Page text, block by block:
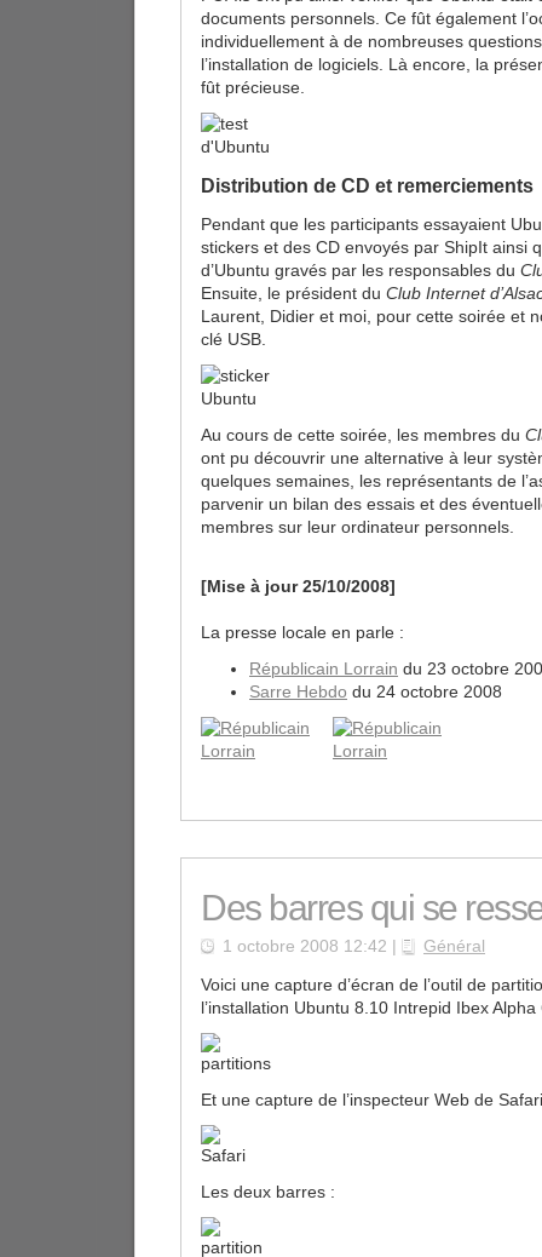
documents personnels. Ce fût également
individuellement à de nombreuses
l’installation de logiciels. Là encore, la
fût précieuse.
Distribution de CD et remerciements
Pendant que les participants essayaient
stickers et des CD envoyés par ShipIt ainsi
d’Ubuntu gravés par les responsables du
Ensuite, le président du Club Internet
Laurent, Didier et moi, pour cette soirée et
clé USB.
Au cours de cette soirée, les membres du
ont pu découvrir une alternative à leur
quelques semaines, les représentants de
parvenir un bilan des essais et des
membres sur leur ordinateur personnels.
[Mise à jour 25/10/2008]
La presse locale en parle :
Républicain Lorrain du 23 octobre
Sarre Hebdo du 24 octobre 2008
Des barres qui se
1 octobre 2008 12:42 | Général
Voici une capture d’écran de l’outil de
l’installation Ubuntu 8.10 Intrepid Ibex Alpha
Et une capture de l’inspecteur Web de
Les deux barres :